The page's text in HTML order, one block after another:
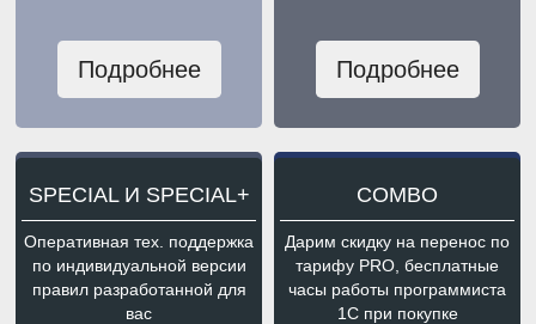
Подробнее Подробнее
SPECIAL И SPECIAL+
Оперативная тех. поддержка
по индивидуальной версии
правил разработанной для
вас
COMBO
Дарим скидку на перенос по
тарифу PRO, бесплатные
часы работы программиста
1С при покупке